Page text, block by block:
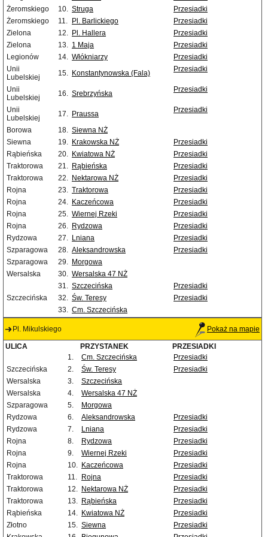
Żeromskiego
10. Struga
Przesiadki
Żeromskiego
11. Pl. Barlickiego
Przesiadki
Zielona
12. Pl. Hallera
Przesiadki
Zielona
13. 1 Maja
Przesiadki
Legionów
14. Włókniarzy
Przesiadki
Unii
Lubelskiej
15. Konstantynowska (Fala) Przesiadki
Unii
Lubelskiej
16. Srebrzyńska Przesiadki
Unii
Lubelskiej
17. Praussa Przesiadki
Borowa 18. Siewna NŻ
Siewna
19. Krakowska NŻ
Przesiadki
Rąbieńska
20. Kwiatowa NŻ
Przesiadki
Traktorowa
21. Rąbieńska
Przesiadki
Traktorowa
22. Nektarowa NŻ
Przesiadki
Rojna
23. Traktorowa
Przesiadki
Rojna
24. Kaczeńcowa
Przesiadki
Rojna
25. Wiernej Rzeki
Przesiadki
Rojna
26. Rydzowa
Przesiadki
Rydzowa
27. Lniana
Przesiadki
Szparagowa
28. Aleksandrowska
Przesiadki
Szparagowa
29. Morgowa
Wersalska
30. Wersalska 47 NŻ
31. Szczecińska
Przesiadki
Szczecińska
32. Św. Teresy
Przesiadki
33. Cm. Szczecińska
Pl. Mikulskiego Pokaż na mapie
ULICA PRZYSTANEK
PRZESIADKI
1.
Cm. Szczecińska
Przesiadki
Szczecińska
2. Św. Teresy
Przesiadki
Wersalska
3.
Szczecińska
Wersalska
4.
Wersalska 47 NŻ
Szparagowa
5.
Morgowa
Rydzowa
6. Aleksandrowska
Przesiadki
Rydzowa
7. Lniana
Przesiadki
Rojna
8. Rydzowa
Przesiadki
Rojna
9. Wiernej Rzeki
Przesiadki
Rojna
10. Kaczeńcowa
Przesiadki
Traktorowa
11. Rojna
Przesiadki
Traktorowa
12. Nektarowa NŻ
Przesiadki
Traktorowa
13. Rąbieńska
Przesiadki
Rąbieńska
14. Kwiatowa NŻ
Przesiadki
Złotno
15. Siewna
Przesiadki